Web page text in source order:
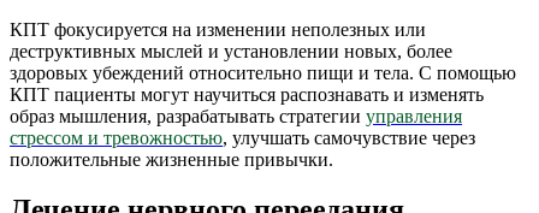
КПТ фокусируется на изменении неполезных или
деструктивных мыслей и установлении новых, более
здоровых убеждений относительно пищи и тела. С помощью
КПТ пациенты могут научиться распознавать и изменять
образ мышления, разрабатывать стратегии управления
стрессом и тревожностью, улучшать самочувствие через
положительные жизненные привычки.